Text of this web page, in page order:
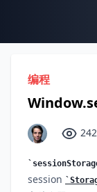
编程
session